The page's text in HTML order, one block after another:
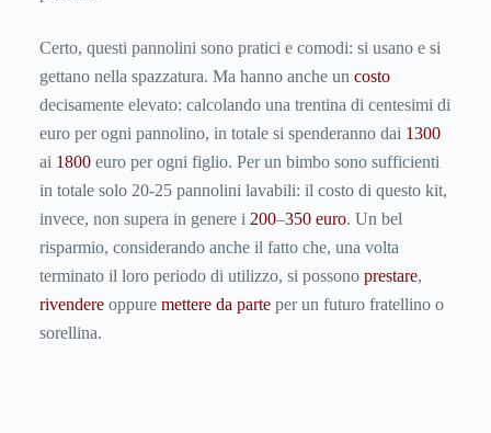
Certo, questi pannolini sono pratici e comodi: si usano e si
gettano nella spazzatura. Ma hanno anche un costo
decisamente elevato: calcolando una trentina di centesimi di
euro per ogni pannolino, in totale si spenderanno dai 1300
ai 1800 euro per ogni figlio. Per un bimbo sono sufficienti
in totale solo 20-25 pannolini lavabili: il costo di questo kit,
invece, non supera in genere i 200–350 euro. Un bel
risparmio, considerando anche il fatto che, una volta
terminato il loro periodo di utilizzo, si possono prestare,
rivendere oppure mettere da parte per un futuro fratellino o
sorellina.